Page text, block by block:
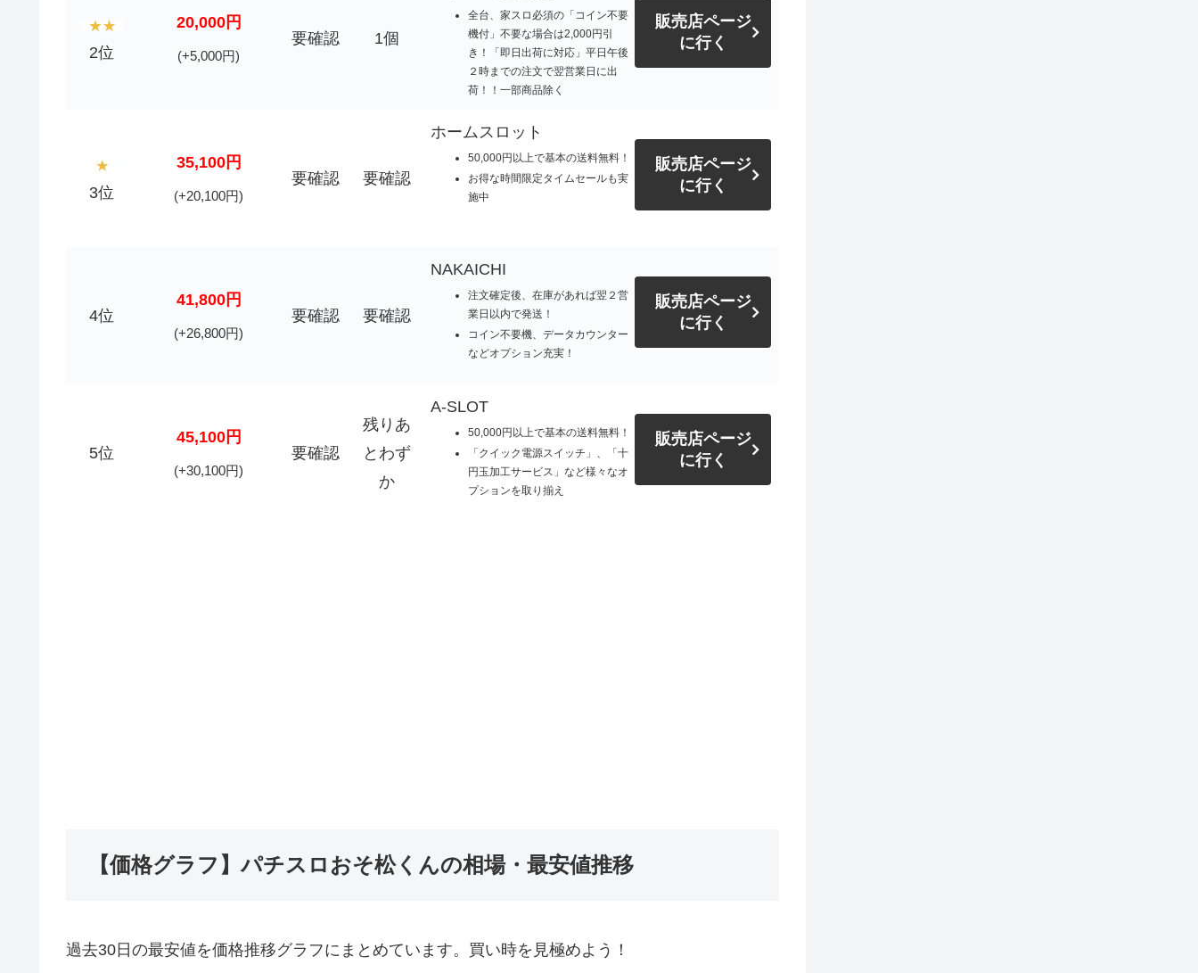
2位
20,000円
(+5,000円)
要確認 1個
全台、家スロ必須の「コイン不要
機付」不要な場合は2,000円引
き！「即日出荷に対応」平日午後
２時までの注文で翌営業日に出
荷！！一部商品除く
販売店ページ
に行く
3位
35,100円
(+20,100円)
要確認 要確認
ホームスロット
50,000円以上で基本の送料無料！
お得な時間限定タイムセールも実
施中
販売店ページ
に行く
4位
41,800円
(+26,800円)
要確認 要確認
NAKAICHI
注文確定後、在庫があれば翌２営
業日以内で発送！
コイン不要機、データカウンター
などオプション充実！
販売店ページ
に行く
5位
45,100円
(+30,100円)
要確認
残りあ
とわず
か
A-SLOT
50,000円以上で基本の送料無料！
「クイック電源スイッチ」、「十
円玉加工サービス」など様々なオ
プションを取り揃え
販売店ページ
に行く
【価格グラフ】パチスロおそ松くんの相場・最安値推移
過去30日の最安値を価格推移グラフにまとめています。買い時を見極めよう！